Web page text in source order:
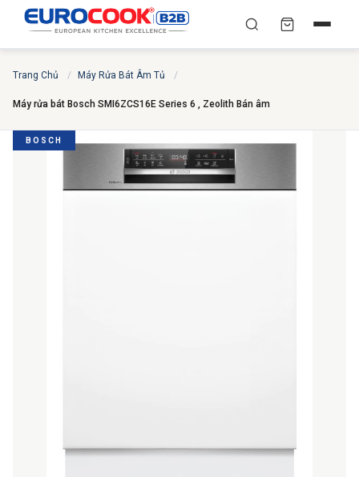
YÊU CẦU BÁO GIÁ TỐT
NHẤT
Trang Chủ / Máy Rửa Bát Âm Tủ /
Máy rửa bát Bosch SMI6ZCS16E Series 6 , Zeolith Bán âm
BOSCH